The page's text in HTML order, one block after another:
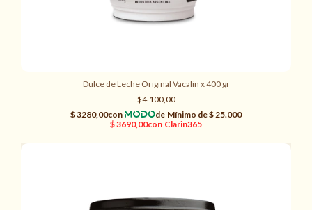
Dulce de Leche Original Vacalin x 400 gr
$4.100,00